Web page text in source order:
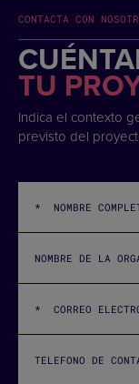
CONTACTA CON
TU
Indica el contexto
previsto del